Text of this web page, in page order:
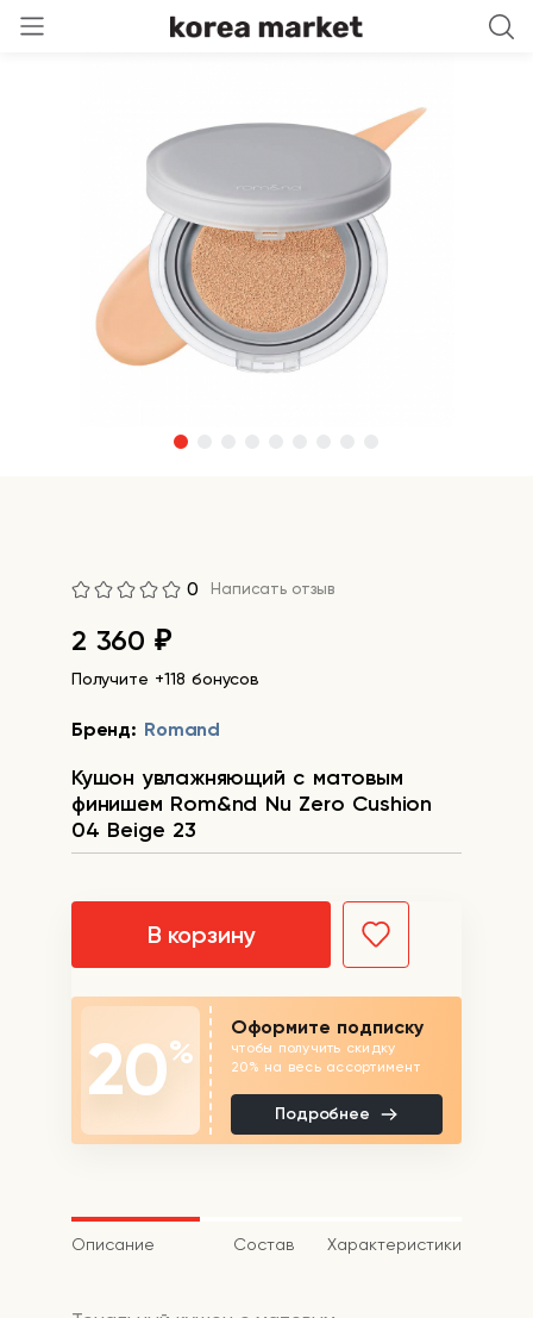
0 Написать отзыв
2 360 ₽
Получите +118 бонусов
Бренд: Romand
Кушон увлажняющий с матовым
финишем Rom&nd Nu Zero Cushion
04 Beige 23
В корзину
20%
Оформите подписку
чтобы получить скидку
20% на весь ассортимент
Подробнее
Описание Состав Характеристики